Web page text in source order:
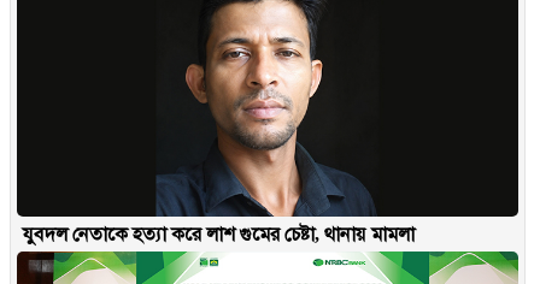
যুবদল নেতাকে হত্যা করে লাশ গুমের চেষ্টা, থানায় মামলা